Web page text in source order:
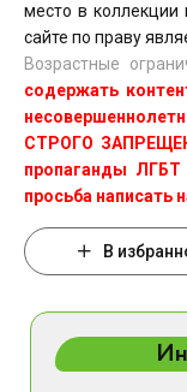
место в
сайте по праву
Возрастные
содержать
СТРОГО
пропаганды ЛГБТ
просьба написать
В